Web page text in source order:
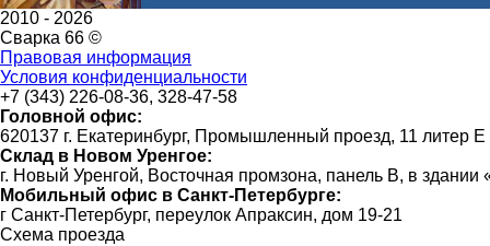
2010 - 2026
Сварка 66 ©
Правовая информация
Условия конфиденциальности
+7 (343) 226-08-36, 328-47-58
Головной офис:
620137 г. Екатеринбург, Промышленный проезд, 11 литер Е
Склад в Новом Уренгое:
г. Новый Уренгой, Восточная промзона, панель В, в
Мобильный офис в Санкт-Петербурге:
г Санкт-Петербург, переулок Апраксин, дом 19-21
Схема проезда